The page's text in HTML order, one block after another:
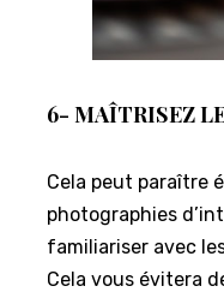
6- MAÎTRISEZ
Cela peut paraître
photographies
familiariser avec
Cela vous évitera